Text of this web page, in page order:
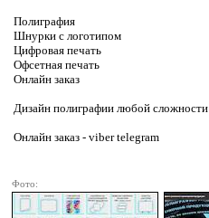
Полиграфия
Шнурки с логотипом
Цифровая печать
Офсетная печать
Онлайн заказ
Дизайн полиграфии любой сложности
Онлайн заказ - viber telegram
Фото: